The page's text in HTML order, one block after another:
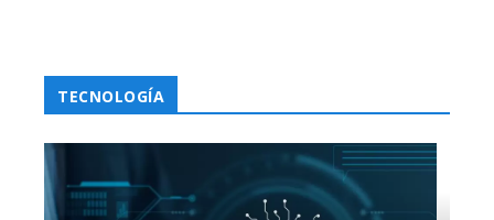
TECNOLOGÍA